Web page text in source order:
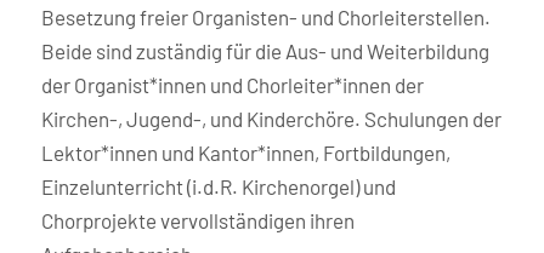
Besetzung freier Organisten- und Chorleiterstellen.
Beide sind zuständig für die Aus- und Weiterbildung
der Organist*innen und Chorleiter*innen der
Kirchen-, Jugend-, und Kinderchöre. Schulungen der
Lektor*innen und Kantor*innen, Fortbildungen,
Einzelunterricht (i.d.R. Kirchenorgel) und
Chorprojekte vervollständigen ihren